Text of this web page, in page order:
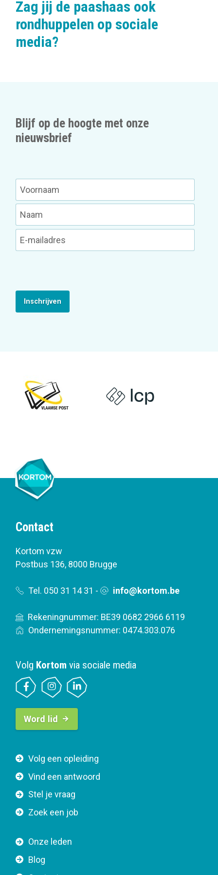
Zag jij de paashaas ook
rondhuppelen op sociale
media?
Blijf op de hoogte met onze
nieuwsbrief
Inschrijven
Contact
Kortom vzw
Postbus 136, 8000 Brugge
Tel. 050 31 14 31 - info@kortom.be
Rekeningnummer: BE39 0682 2966 6119
Ondernemingsnummer: 0474.303.076
F
o
t
e
a
v
Volg een opleiding
Vind een antwoord
Stel je vraag
Zoek een job
Onze leden
Blog
Volg Kortom via sociale media
B
t
o
n
a
v
g
t
Word lid